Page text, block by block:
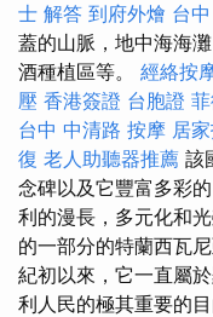
士 解答 到府外燴 台
蓋的山脈，地中海海
酒種植區等。 經絡按
壓 香港簽證 台胞證
台中 中清路 按摩 居
復 老人助聽器推薦 該
念碑以及它豐富多彩
利的漫長，多元化和
的一部分的特蘭西瓦
紀初以來，它一直屬
利人民的極其重要的目